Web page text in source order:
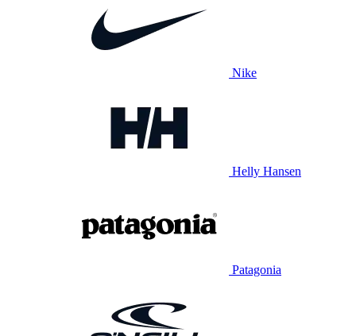
Nike
Helly Hansen
Patagonia